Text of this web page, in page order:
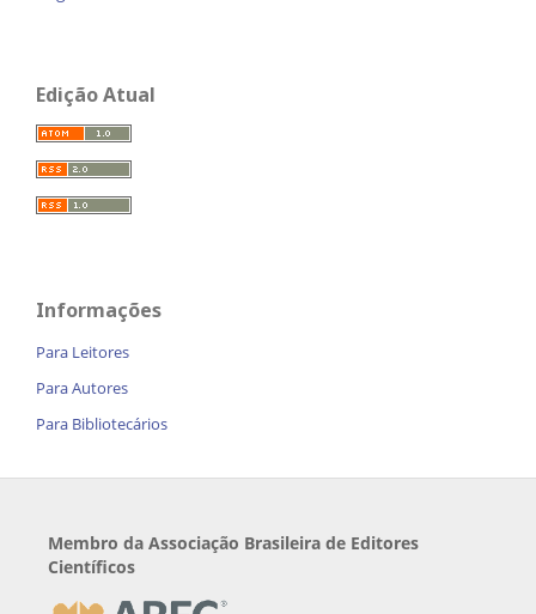
Edição Atual
Informações
Para Leitores
Para Autores
Para Bibliotecários
Membro da Associação Brasileira de Editores
Científicos